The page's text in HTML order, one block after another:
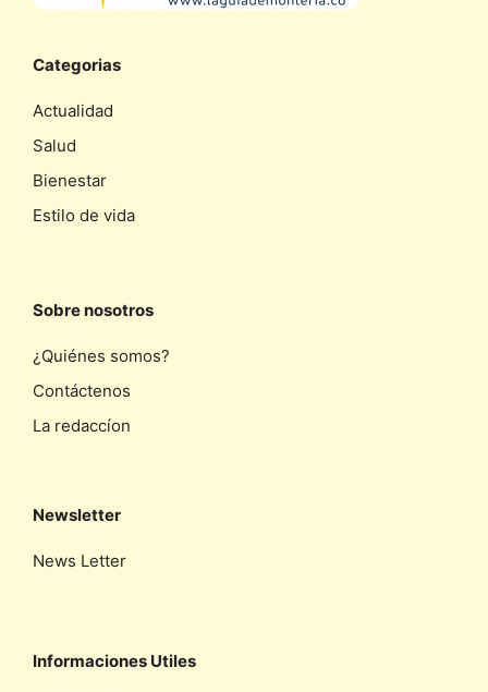
Categorias
Actualidad
Salud
Bienestar
Estilo de vida
Sobre nosotros
¿Quiénes somos?
Contáctenos
La redaccíon
Newsletter
News Letter
Informaciones Utiles